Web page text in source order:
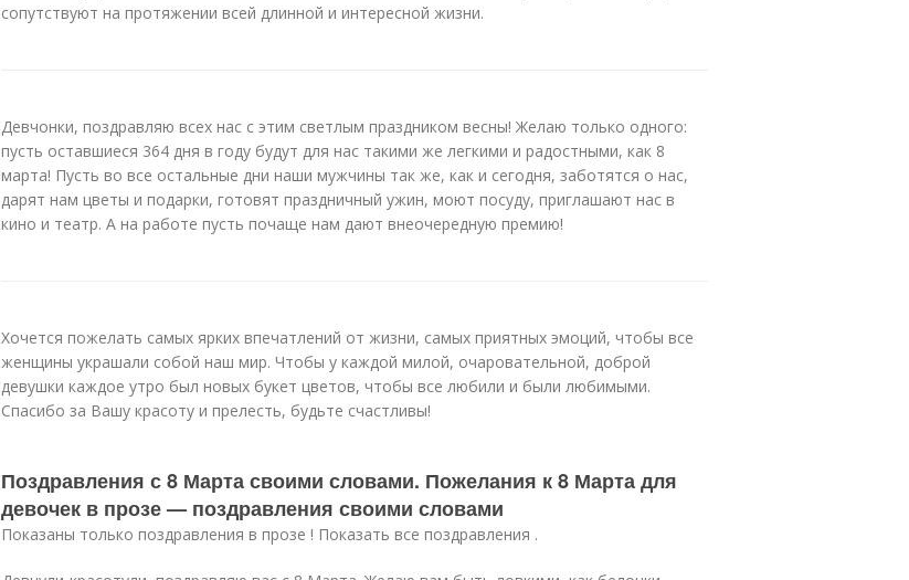
сопутствуют на протяжении всей длинной и интересной жизни.
Девчонки, поздравляю всех нас с этим светлым праздником весны! Желаю только одного:
пусть оставшиеся 364 дня в году будут для нас такими же легкими и радостными, как 8
марта! Пусть во все остальные дни наши мужчины так же, как и сегодня, заботятся о нас,
дарят нам цветы и подарки, готовят праздничный ужин, моют посуду, приглашают нас в
кино и театр. А на работе пусть почаще нам дают внеочередную премию!
Хочется пожелать самых ярких впечатлений от жизни, самых приятных эмоций, чтобы все
женщины украшали собой наш мир. Чтобы у каждой милой, очаровательной, доброй
девушки каждое утро был новых букет цветов, чтобы все любили и были любимыми.
Спасибо за Вашу красоту и прелесть, будьте счастливы!
Поздравления с 8 Марта своими словами. Пожелания к 8 Марта для
девочек в прозе — поздравления своими словами
Показаны только поздравления в прозе ! Показать все поздравления .